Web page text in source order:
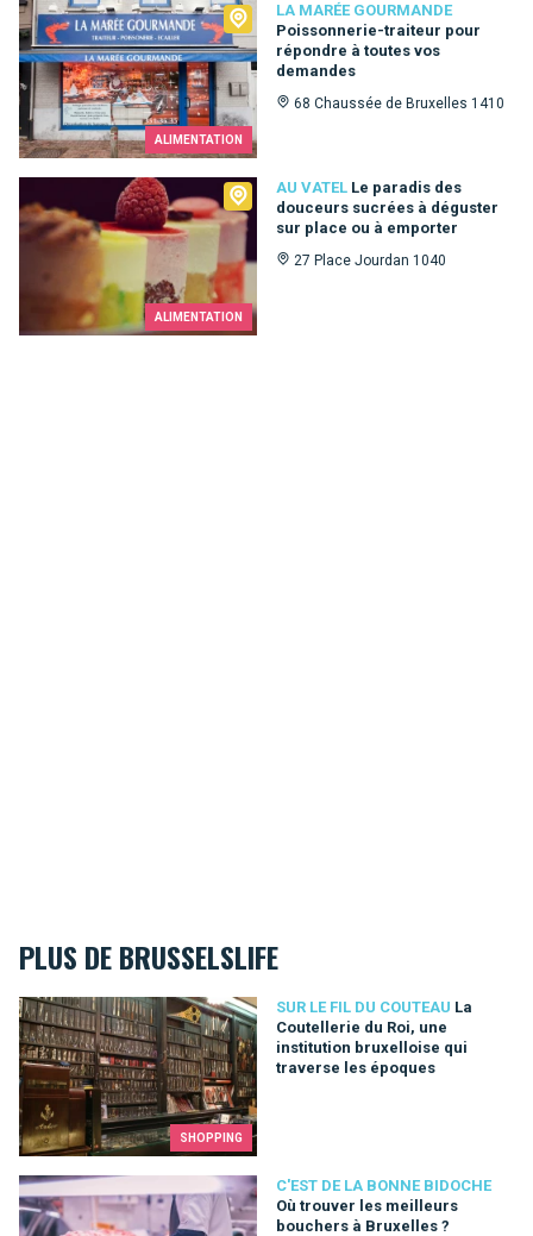
ALIMENTATION
LA MARÉE GOURMANDE
Poissonnerie-traiteur pour
répondre à toutes vos
demandes
68 Chaussée de Bruxelles 1410
La Marée Gourmande
ALIMENTATION
AU VATEL Le paradis des
douceurs sucrées à déguster
sur place ou à emporter
27 Place Jourdan 1040
PLUS DE BRUSSELSLIFE
SHOPPING
SUR LE FIL DU COUTEAU La
Coutellerie du Roi, une
institution bruxelloise qui
traverse les époques
La Coutellerie du Roi, une institution bruxelloise qui traverse
C'EST DE LA BONNE BIDOCHE
Où trouver les meilleurs
bouchers à Bruxelles ?
Où trouver les meilleurs bouchers à Bruxelles ?